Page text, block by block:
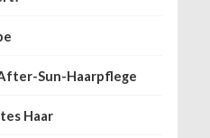
Sun-Haarpflege
Haar